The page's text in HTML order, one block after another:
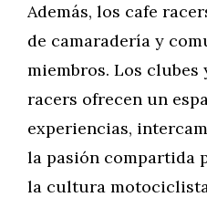
Además, los cafe
de camaradería y
miembros. Los clubes
racers ofrecen un
experiencias,
la pasión compartida
la cultura